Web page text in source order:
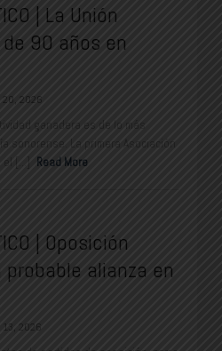
| La Unión
90 años en
20, 2026
ganadera es de lo más
sonorense. La primera Asociación
[...]
Read More
| Oposición
alianza en
2026